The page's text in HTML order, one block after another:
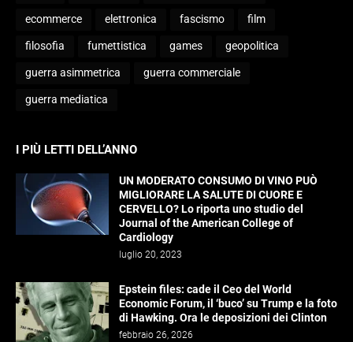
ecommerce elettronica fascismo film
filosofia fumettistica games geopolitica
guerra asimmetrica guerra commerciale
guerra mediatica
I PIÙ LETTI DELL’ANNO
UN MODERATO CONSUMO DI VINO PUÒ
MIGLIORARE LA SALUTE DI CUORE E
CERVELLO? Lo riporta uno studio del
Journal of the American College of
Cardiology
luglio 20, 2023
Epstein files: cade il Ceo del World
Economic Forum, il ‘buco’ su Trump e la foto
di Hawking. Ora le deposizioni dei Clinton
febbraio 26, 2026